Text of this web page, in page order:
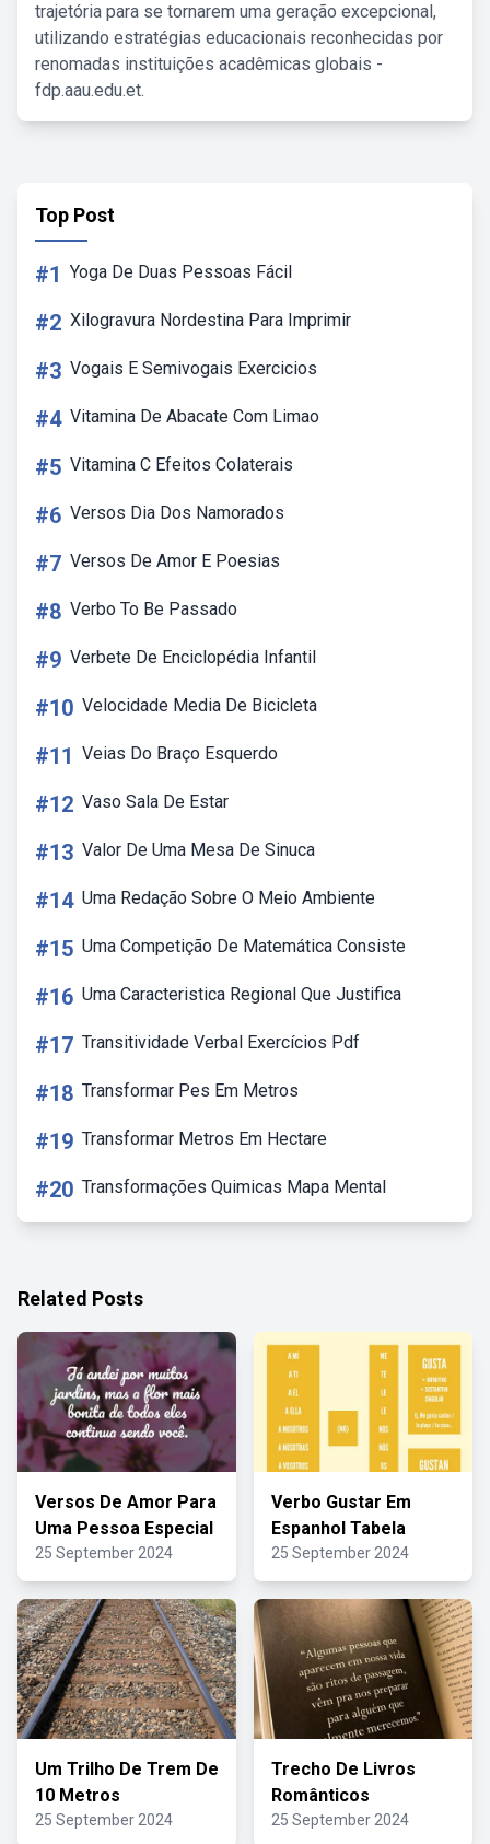
trajetória para se tornarem uma geração excepcional,
utilizando estratégias educacionais reconhecidas por
renomadas instituições acadêmicas globais -
fdp.aau.edu.et.
Top Post
#1 Yoga De Duas Pessoas Fácil
#2 Xilogravura Nordestina Para Imprimir
#3 Vogais E Semivogais Exercicios
#4 Vitamina De Abacate Com Limao
#5 Vitamina C Efeitos Colaterais
#6 Versos Dia Dos Namorados
#7 Versos De Amor E Poesias
#8 Verbo To Be Passado
#9 Verbete De Enciclopédia Infantil
#10 Velocidade Media De Bicicleta
#11 Veias Do Braço Esquerdo
#12 Vaso Sala De Estar
#13 Valor De Uma Mesa De Sinuca
#14 Uma Redação Sobre O Meio Ambiente
#15 Uma Competição De Matemática Consiste
#16 Uma Caracteristica Regional Que Justifica
#17 Transitividade Verbal Exercícios Pdf
#18 Transformar Pes Em Metros
#19 Transformar Metros Em Hectare
#20 Transformações Quimicas Mapa Mental
Related Posts
Versos De Amor Para
Uma Pessoa Especial
25 September 2024
Verbo Gustar Em
Espanhol Tabela
25 September 2024
Um Trilho De Trem De
10 Metros
25 September 2024
Trecho De Livros
Românticos
25 September 2024